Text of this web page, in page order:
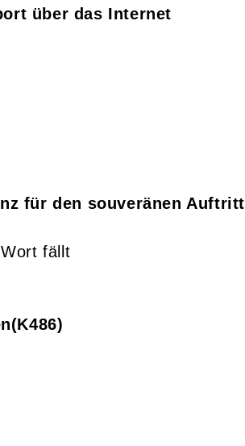
über das Internet
für den souveränen Auftritt
fällt
K486